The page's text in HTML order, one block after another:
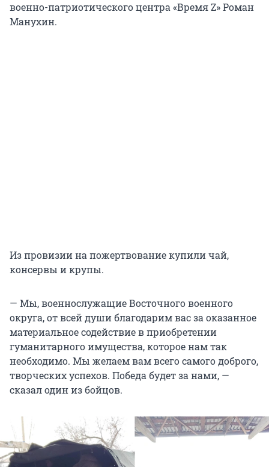
военно-патриотического центра «Время Z» Роман
Манухин.
Из провизии на пожертвование купили чай,
консервы и крупы.
— Мы, военнослужащие Восточного военного
округа, от всей души благодарим вас за оказанное
материальное содействие в приобретении
гуманитарного имущества, которое нам так
необходимо. Мы желаем вам всего самого доброго,
творческих успехов. Победа будет за нами, —
сказал один из бойцов.